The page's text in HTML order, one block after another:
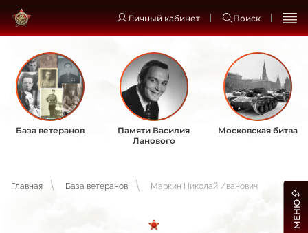
Личный кабинет Поиск
База ветеранов
Памяти Василия
Ланового
Московская битва
Главная База ветеранов Маркин Николай Иванович
МЕНЮ